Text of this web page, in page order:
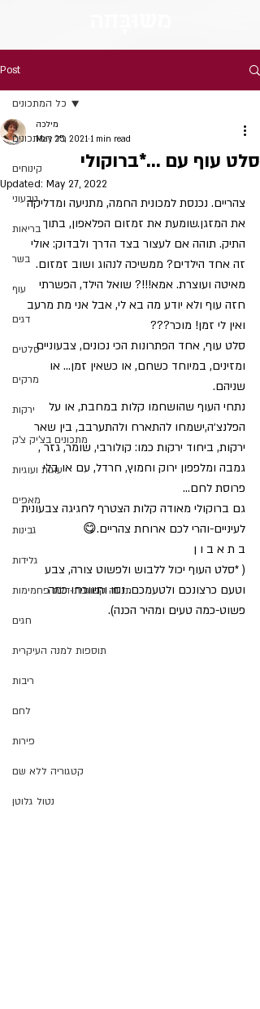
Post
כל המתכונים
קינוחים
טבעוני
בריאות
בשר
עוף
דגים
סלטים
מרקים
ירקות
מתכונים בצ'יק צ'ק
עוגות ועוגיות
מאפים
גבינות
גלידות
תזונה קטוגנית-דלת פחמימות
חגים
תוספות למנה העיקרית
ריבות
לחם
פירות
קטגוריה ללא שם
נטול גלוטן
כל המתכונים
סלט עוף עם …*ברוקולי
מילכה
May 25, 2021 1 min read
Updated: May 27, 2022
צהריים. נכנסת למכונית החמה, מתניעה ומדליקה
את המזגן.שומעת את זמזום הפלאפון, בתוך
התיק. תוהה אם לעצור בצד הדרך ולבדוק: אולי
זה אחד הילדים? ממשיכה לנהוג ושוב זמזום.
מאיטה ועוצרת. אמא!!!? שואל הילד, הפשרתי
חזה עוף ולא יודע מה בא לי, אבל אני מת מרעב
ואין לי זמן! מוכר???
סלט עוף, אחד הפתרונות הכי נכונים, צבעוניים
ומזינים, במיוחד כשחם, או כשאין זמן... או
שניהם.
נתחי העוף שהושחמו קלות במחבת, או על
הפלנצ׳ה,ישמחו להתארח ולהתערבב, בין שאר
ירקות, ביחוד ירקות כמו: קולורבי, שומר, גזר ,
גמבה ומלפפון ירוק וחמוץ, חרדל, עם או בלי
פרוסת לחם...
גם ברוקולי מאודה קלות הצטרף לחגיגה צבעונית
לעיניים-והרי לכם ארוחת צהריים.😋
ב ת א ב ו ן
( *סלט העוף יכול ללבוש ולפשוט צורה, צבע
וטעם כרצונכם ולטעמכם. נסו ותיווכחו כמה
פשוט-כמה טעים ומהיר הכנה).